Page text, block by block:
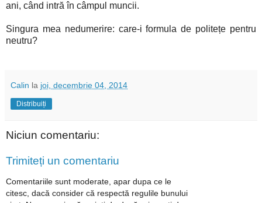
ani, când intră în câmpul muncii.
Singura mea nedumerire: care-i formula de politețe pentru
neutru?
Calin la joi, decembrie 04, 2014
Distribuiți
Niciun comentariu:
Trimiteți un comentariu
Comentariile sunt moderate, apar dupa ce le
citesc, dacă consider că respectă regulile bunului